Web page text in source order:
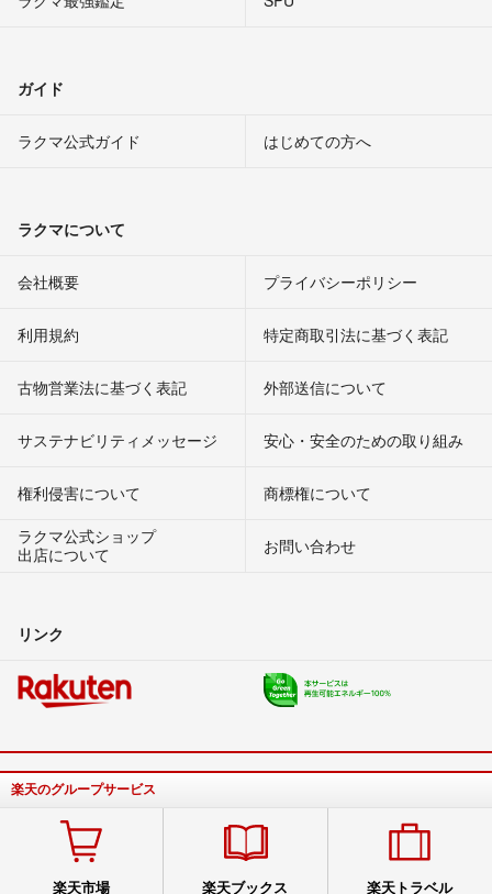
ガイド
ラクマ公式ガイド はじめての方へ
ラクマについて
会社概要 プライバシーポリシー
利用規約 特定商取引法に基づく表記
古物営業法に基づく表記 外部送信について
サステナビリティメッセージ 安心・安全のための取り組み
権利侵害について
商標権について
ラクマ公式ショップ
出店について
お問い合わせ
リンク
楽天のグループサービス
楽天市場 楽天ブックス 楽天トラベル